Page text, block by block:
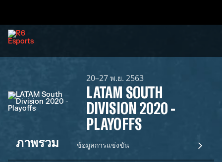
20–27 พ.ย. 2563
LATAM SOUTH
DIVISION 2020 -
PLAYOFFS
ภาพรวม ข้อมูลการแข่งขัน